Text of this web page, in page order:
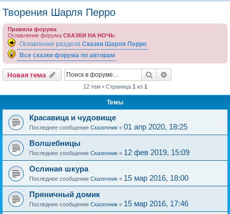
Творения Шарля Перро
Правила форума
Оглавление форума СКАЗКИ НА НОЧЬ:
Оглавление раздела Сказки Шарля Перро
Все сказки форума по авторам
Новая тема Поиск
12 тем • Страница 1 из 1
Темы
Красавица и чудовище
Последнее сообщение Сказочник « 01 апр 2020, 18:25
Волшебницы
Последнее сообщение Сказочник « 12 фев 2019, 15:09
Ослиная шкура
Последнее сообщение Сказочник « 15 мар 2016, 18:00
Пряничный домик
Последнее сообщение Сказочник « 15 мар 2016, 17:46